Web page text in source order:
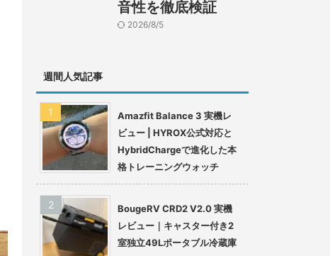
音性を徹底検証
2026/8/5
週間人気記事
Amazfit Balance 3 実機レ
ビュー | HYROX公式対応と
HybridChargeで進化した本
格トレーニングウォッチ
BougeRV CRD2 V2.0 実機
レビュー｜キャスター付き2
室独立49Lポータブル冷蔵庫